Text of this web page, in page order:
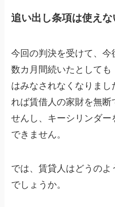
追い出し条項は使えな
今回の判決を受けて、
数カ月間続いたとしても
はみなされなくなりま
れば賃借人の家財を無断
せんし、キーシリンダー
できません。
では、賃貸人はどうの
でしょうか。